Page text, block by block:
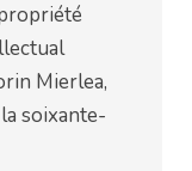
Mierlea,
soixante-